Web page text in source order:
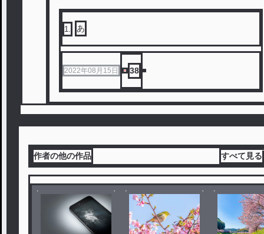
1 あ
2022年08月15日 38
作者の他の作品 すべて見る